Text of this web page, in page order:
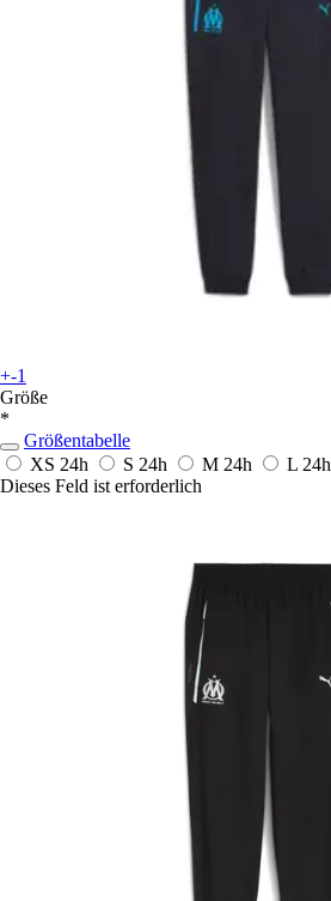
+-1
Größe
*
Größentabelle
XS 24h S 24h M 24h L 24h
Dieses Feld ist erforderlich